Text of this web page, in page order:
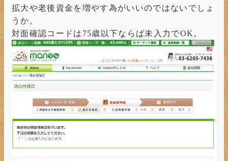
拡大や老後資金を増やす為がいいのではないでしょ
うか。
対面確認コードは75歳以下ならば未入力でOK。